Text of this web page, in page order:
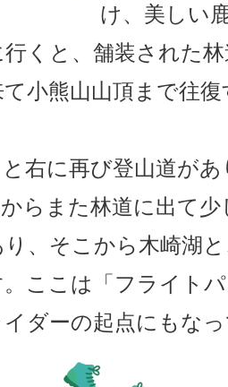
け、美しい
くと、舗装された
小熊山山頂まで往
右に再び登山道が
らまた林道に出て
、そこから木崎湖
ここは「フライト
ダーの起点にもな